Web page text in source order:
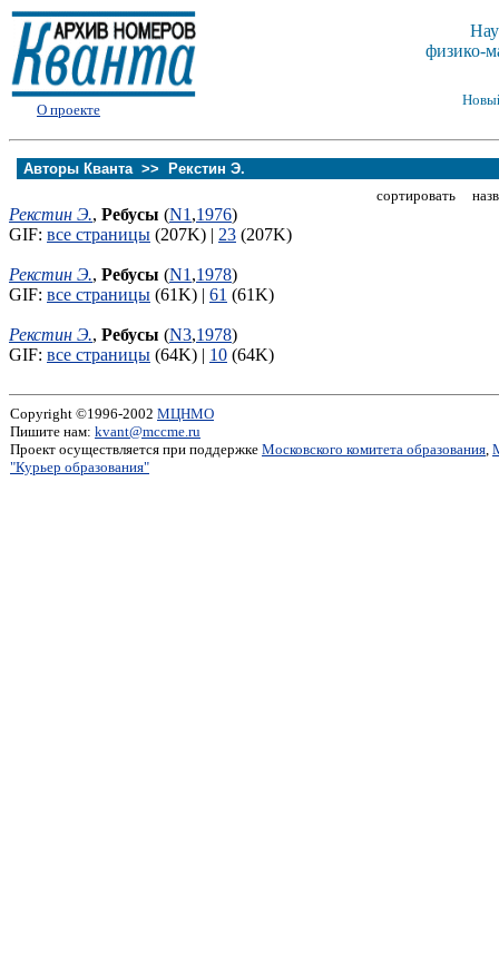
О проекте
физико-
Авторы Кванта >>
Рекстин Э.
сортировать
Рекстин Э., Ребусы (N1 ,1976)
GIF: все страницы (207K) | 23 (207K)
Рекстин Э., Ребусы (N1 ,1978)
GIF: все страницы (61K) | 61 (61K)
Рекстин Э., Ребусы (N3,1978)
GIF: все страницы (64K) | 10 (64K)
Copyright ©1996-2002 МЦНМО
Пишите нам: kvant@mccme.ru
Проект осуществляется при поддержке Московского комитета образования,
"Курьер образования"